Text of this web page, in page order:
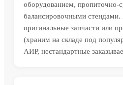
оборудованием,
балансировочными стендами.
оригинальные запчасти или
(храним на складе под
АИР, нестандартные